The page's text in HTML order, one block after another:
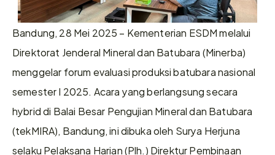
Bandung, 28 Mei 2025 – Kementerian ESDM melalui
Direktorat Jenderal Mineral dan Batubara (Minerba)
menggelar forum evaluasi produksi batubara nasional
semester I 2025. Acara yang berlangsung secara
hybrid di Balai Besar Pengujian Mineral dan Batubara
(tekMIRA), Bandung, ini dibuka oleh Surya Herjuna
selaku Pelaksana Harian (Plh.) Direktur Pembinaan